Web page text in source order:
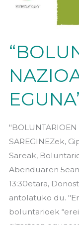
SAREGINEZek,
Sareak,
Abenduaren
13:30etara,
antolatuko du.
boluntarioek